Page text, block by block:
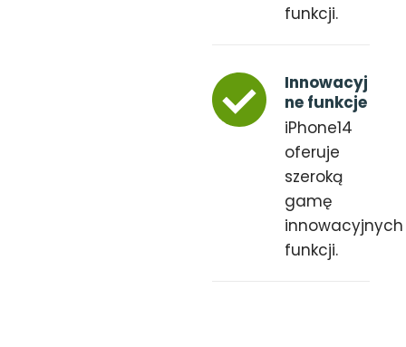
funkcji.
Innowacyj
ne funkcje
iPhone14
oferuje
szeroką
gamę
innowacyjnych
funkcji.